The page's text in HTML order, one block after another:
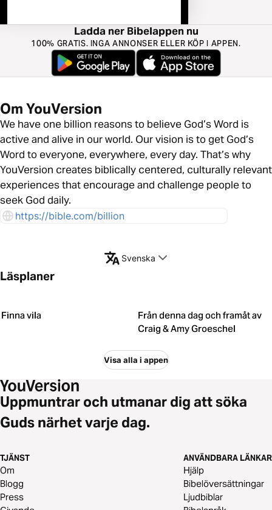
Ladda ner Bibelappen nu
100% GRATIS. INGA ANNONSER ELLER KÖP I APPEN.
Om YouVersion
We have one billion reasons to believe God’s Word is
active and alive in our world. Our vision is to get God’s
Word to everyone, everywhere, every day. That’s why
YouVersion creates biblically centered, culturally relevant
experiences that encourage and challenge people to
seek God daily.
https://bible.com/billion
Svenska
Läsplaner
Finna vila
Från denna dag och framåt av
Craig & Amy Groeschel
Visa alla i appen
Uppmuntrar och utmanar dig att söka
Guds närhet varje dag.
TJÄNST
Om
Blogg
Press
ANVÄNDBARA LÄNKAR
Hjälp
Bibelöversättningar
Ljudbiblar